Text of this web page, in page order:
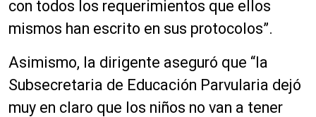
con todos los requerimientos que ellos
mismos han escrito en sus protocolos”.
Asimismo, la dirigente aseguró que “la
Subsecretaria de Educación Parvularia dejó
muy en claro que los niños no van a tener